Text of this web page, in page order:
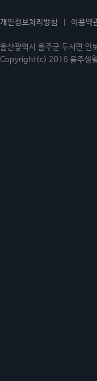
개인정보처리방침 이용약
울산광역시 울주군 두서면
Copyright(c) 2016 울주생